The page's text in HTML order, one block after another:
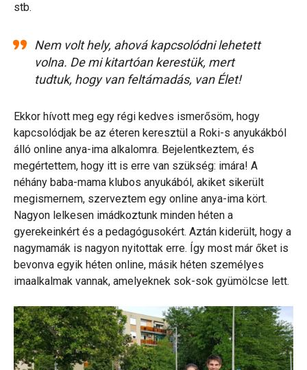
stb.
Nem volt hely, ahová kapcsolódni lehetett
volna. De mi kitartóan kerestük, mert
tudtuk, hogy van feltámadás, van Élet!
Ekkor hívott meg egy régi kedves ismerősöm, hogy
kapcsolódjak be az éteren keresztül a Roki-s anyukákból
álló online anya-ima alkalomra. Bejelentkeztem, és
megértettem, hogy itt is erre van szükség: imára! A
néhány baba-mama klubos anyukából, akiket sikerült
megismernem, szerveztem egy online anya-ima kört.
Nagyon lelkesen imádkoztunk minden héten a
gyerekeinkért és a pedagógusokért. Aztán kiderült, hogy a
nagymamák is nagyon nyitottak erre. Így most már őket is
bevonva egyik héten online, másik héten személyes
imaalkalmak vannak, amelyeknek sok-sok gyümölcse lett.